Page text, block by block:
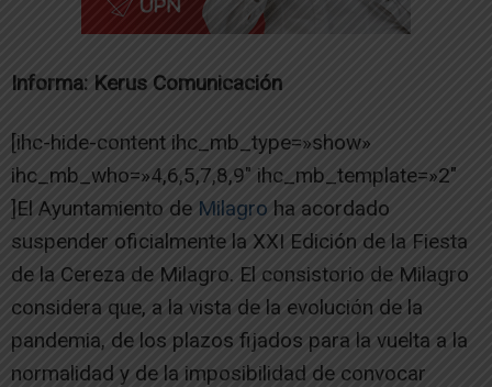
Informa: Kerus Comunicación
[ihc-hide-content ihc_mb_type=»show»
ihc_mb_who=»4,6,5,7,8,9″ ihc_mb_template=»2″
]El Ayuntamiento de Milagro ha acordado
suspender oficialmente la XXI Edición de la Fiesta
de la Cereza de Milagro. El consistorio de Milagro
considera que, a la vista de la evolución de la
pandemia, de los plazos fijados para la vuelta a la
normalidad y de la imposibilidad de convocar